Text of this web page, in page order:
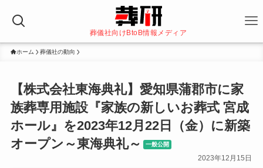
葬儀社向けBtoB情報メディア
ホーム 葬儀社の動向
【株式会社東海典礼】愛知県蒲郡市に家
族葬専用施設『家族の新しいお葬式 宮成
ホール』を2023年12月22日（金）に新築
オープン～東海典礼～
一般公開
2023年12月15日